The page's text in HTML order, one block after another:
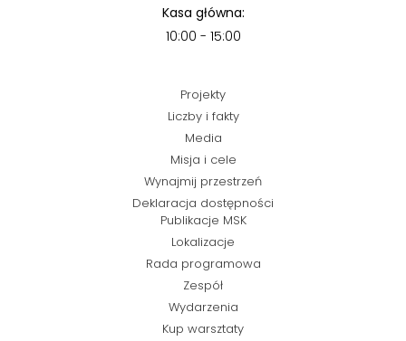
Kasa główna:
10:00 - 15:00
Projekty
Liczby i fakty
Media
Misja i cele
Wynajmij przestrzeń
Deklaracja dostępności
Publikacje MSK
Lokalizacje
Rada programowa
Zespół
Wydarzenia
Kup warsztaty